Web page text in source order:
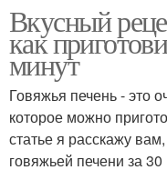
Вкусный
как
минут
Говяжья печень - это
которое можно
статье я расскажу
говяжьей печени за 30